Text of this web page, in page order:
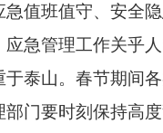
急值班值守、安全
应急管理工作关乎
于泰山。春节期间
部门要时刻保持高